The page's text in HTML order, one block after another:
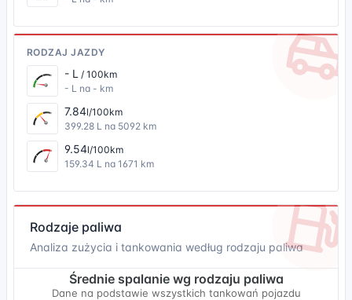
RODZAJ JAZDY
- L / 100km
- L na - km
7.84l/100km
399.28 L na 5092 km
9.54l/100km
159.34 L na 1671 km
Rodzaje paliwa
Analiza zużycia i tankowania według rodzaju paliwa
Średnie spalanie wg rodzaju paliwa
Dane na podstawie wszystkich tankowań pojazdu